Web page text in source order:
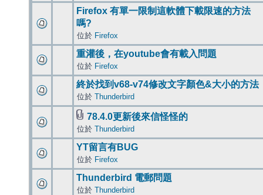
Firefox 有單一限制這軟體下載限速的方法
嗎?
位於 Firefox
重灌後，在youtube會有載入問題
位於 Firefox
終於找到v68-v74修改文字顏色&大小的方法
位於 Thunderbird
78.4.0更新後來信怪怪的
位於 Thunderbird
YT留言有BUG
位於 Firefox
Thunderbird 電郵問題
位於 Thunderbird